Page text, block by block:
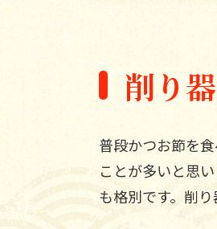
削り
普段かつお節を
ことが多いと思
も格別です。削